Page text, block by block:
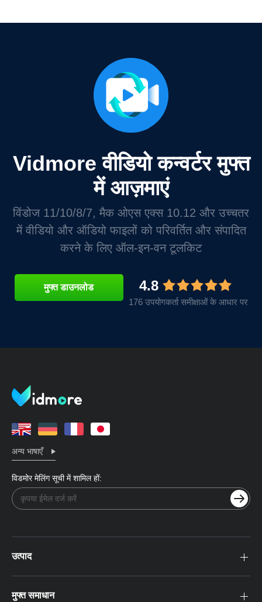
Vidmore वीडियो कन्वर्टर मुफ्त
में आज़माएं
विंडोज 11/10/8/7, मैक ओएस एक्स 10.12 और उच्चतर
में वीडियो और ऑडियो फाइलों को परिवर्तित और संपादित
करने के लिए ऑल-इन-वन टूलकिट
मुफ्त डाउनलोड 4.8
176 उपयोगकर्ता समीक्षाओं के आधार पर
अन्य भाषाएँ
विडमोर मेलिंग सूची में शामिल हों:
उत्पाद
मुफ्त समाधान